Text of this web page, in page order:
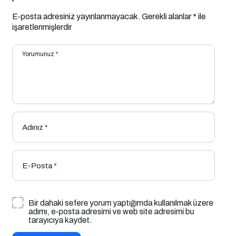
E-posta adresiniz yayınlanmayacak. Gerekli alanlar* ile
işaretlenmişlerdir
Yorumunuz *
Adınız *
E-Posta*
Bir dahaki sefere yorum yaptığımda kullanılmak üzere
adımı, e-posta adresimi ve web site adresimi bu
tarayıcıya kaydet.